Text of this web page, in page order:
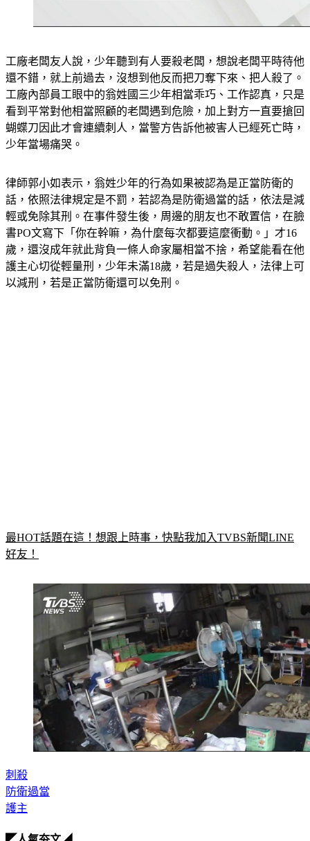
工廠老闆友人說，少年聽到有人要殺老闆，想說老闆平時待他
還不錯，就上前過去，沒想到他反而把刀奪下來、把人殺了。
工廠內部員工眼中的翁姓國三少年相當乖巧、工作認真，只是
看到平常對他相當照顧的老闆遇到危險，加上對方一直要搶回
蝴蝶刀因此才會連續刺人，當警方告訴他被害人已經死亡時，
少年當場痛哭。
律師郭小如表示，翁姓少年的行為如果被認為是正當防衛的
話，依照法律規定是不罰，若認為是防衛過當的話，依法是減
輕或免除其刑。在事件發生後，周邊的朋友也不敢置信，在臉
書PO文寫下「你在幹嘛，為什麼每次都要這麼衝動。」才16
歲，還沒成年就此背負一條人命家屬相當不捨，希望能看在他
護主心切從輕量刑，少年未滿18歲，若是過失殺人，法律上可
以減刑，若是正當防衛還可以免刑。
最HOT話題在這！想跟上時事，快點我加入TVBS新聞LINE
好友！
刺殺
防衛過當
護主